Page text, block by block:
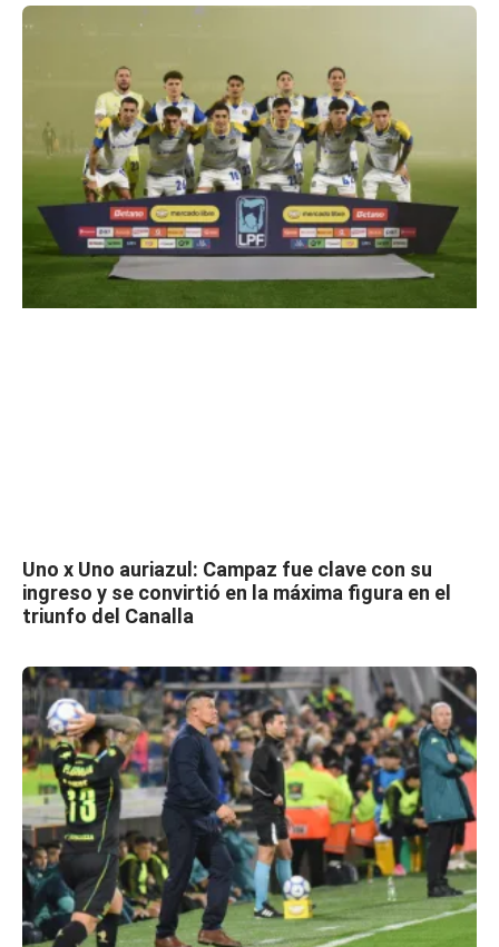
Uno x Uno auriazul: Campaz fue clave con su
ingreso y se convirtió en la máxima figura en el
triunfo del Canalla